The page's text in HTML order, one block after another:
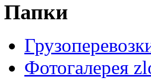
Папки
Фотогалерея